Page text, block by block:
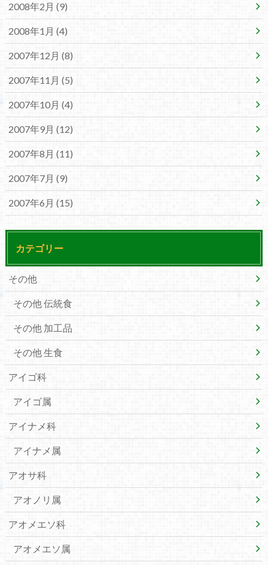
2008年2月 (9)
2008年1月 (4)
2007年12月 (8)
2007年11月 (5)
2007年10月 (4)
2007年9月 (12)
2007年8月 (11)
2007年7月 (9)
2007年6月 (15)
カテゴリー
その他
その他 伝統食
その他 加工品
その他 生食
アイゴ科
アイゴ属
アイナメ科
アイナメ属
アオサ科
アオノリ属
アオメエソ科
アオメエソ属